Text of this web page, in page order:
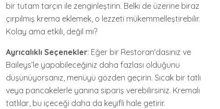
bir tutam tarçın ile zenginleştirin. Belki de üzerine biraz
çırpılmış krema eklemek, o lezzeti mükemmelleştirebilir.
Kolay ama etkili, değil mi?
Ayrıcalıklı Seçenekler: Eğer bir Restoran'dasınız ve
Baileys’le yapabileceğiniz daha fazlası olduğunu
düşünüyorsanız, menüyü gözden geçirin. Sıcak bir tatlı
veya pancakelerle yanına sipariş verebilirsiniz. Kremalı
tatlılar, bu içeceği daha da keyifli hale getirir.